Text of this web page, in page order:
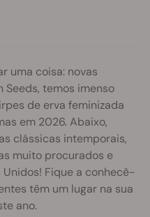
uma coisa: novas
Seeds, temos imenso
de erva feminizada
em 2026. Abaixo,
clássicas intemporais,
muito procurados e
Fique a conhecê-
têm um lugar na sua
ano.